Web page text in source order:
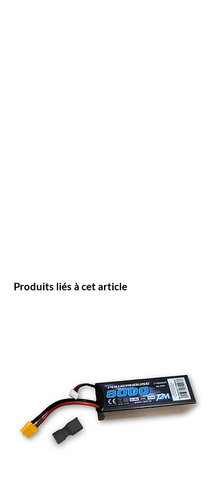
Produits liés à cet article